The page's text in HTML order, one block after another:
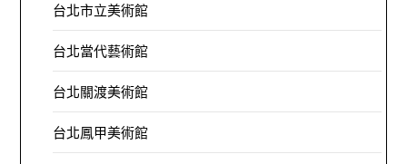
台北市立美術館
台北當代藝術館
台北關渡美術館
台北鳳甲美術館